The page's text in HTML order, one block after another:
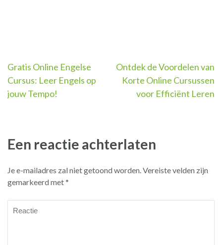
Berichtnavigatie
Gratis Online Engelse
Cursus: Leer Engels op
jouw Tempo!
Ontdek de Voordelen van
Korte Online Cursussen
voor Efficiënt Leren
Een reactie achterlaten
Je e-mailadres zal niet getoond worden.Vereiste velden zijn
gemarkeerd met*